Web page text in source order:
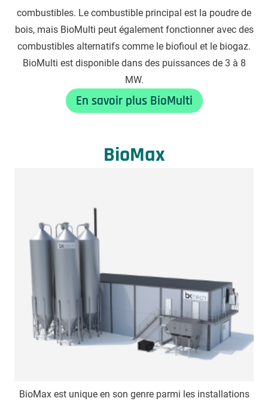
combustibles. Le combustible principal est la poudre de
bois, mais BioMulti peut également fonctionner avec des
combustibles alternatifs comme le biofioul et le biogaz.
BioMulti est disponible dans des puissances de 3 à 8
MW.
En savoir plus BioMulti
BioMax
BioMax est unique en son genre parmi les installations